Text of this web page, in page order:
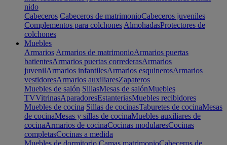
nido
Cabeceros Cabeceros de matrimonioCabeceros juveniles
Complementos para colchones AlmohadasProtectores de
colchones
Muebles
Armarios Armarios de matrimonioArmarios puertas
batientesArmarios puertas correderasArmarios
juvenilArmarios infantilesArmarios esquinerosArmarios
vestidoresArmarios auxiliaresZapateros
Muebles de salón SillasMesas de salónMuebles
TVVitrinasAparadoresEstanteriasMuebles recibidores
Muebles de cocina Sillas de cocinasTaburetes de cocinaMesas
de cocinaMesas y sillas de cocinaMuebles auxiliares de
cocinaArmarios de cocinaCocinas modularesCocinas
completasCocinas a medida
Muebles de dormitorio Camas matrimonioCabeceros de